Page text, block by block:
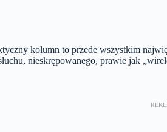
kolumn to przede wszystkim
nieskrępowanego, prawie jak